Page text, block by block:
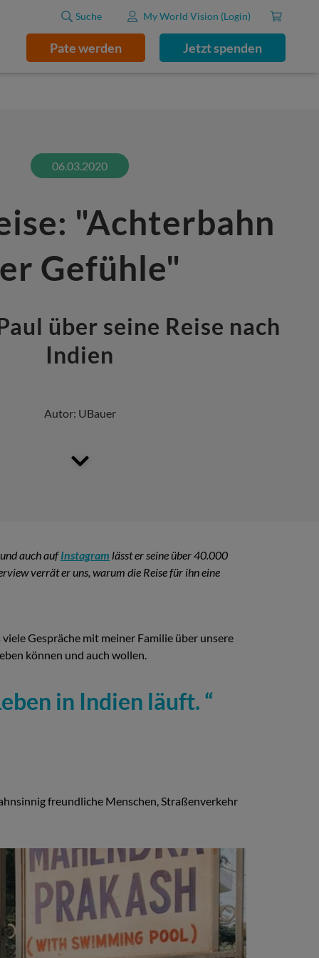
Pate werden Jetzt spenden
Suche My World Vision (Login)
06.03.2020
"Achterbahn
Gefühle"
über seine Reise nach
Indien
Autor: UBauer
auch aufInstagram lässt er seine über 40.000
verrät er uns, warum die Reise für ihn eine
Gespräche mit meiner Familie über unsere
können und auch wollen.
in Indien läuft.
freundliche Menschen, Straßenverkehr